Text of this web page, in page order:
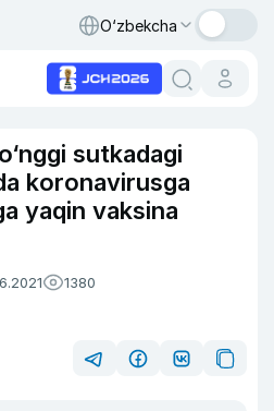
O‘zbekcha
sutkadagi
koronavirusga
yaqin vaksina
1380